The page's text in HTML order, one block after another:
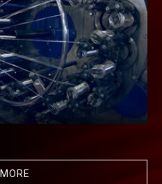
MORE